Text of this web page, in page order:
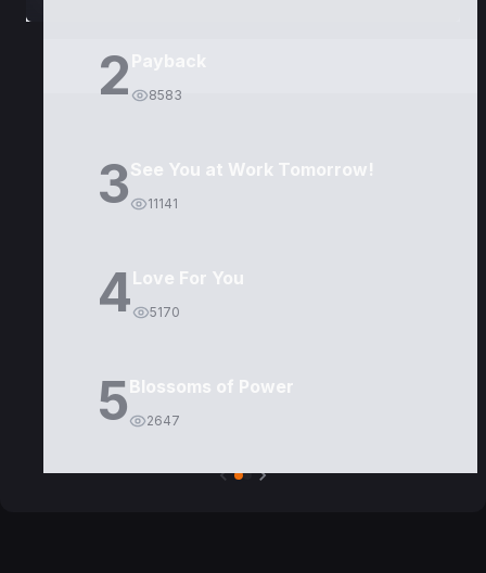
2 8583
3See You at Work Tomorrow!
11141
4Love For You
5170
5Blossoms of Power
2647